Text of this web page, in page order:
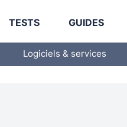
TESTS GUIDES
Logiciels & services